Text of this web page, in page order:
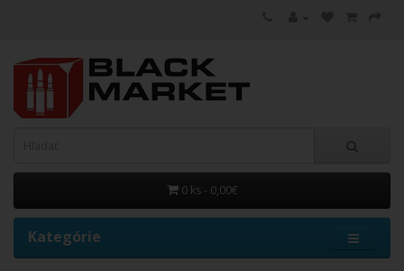
0 ks - 0,00€
Kategórie